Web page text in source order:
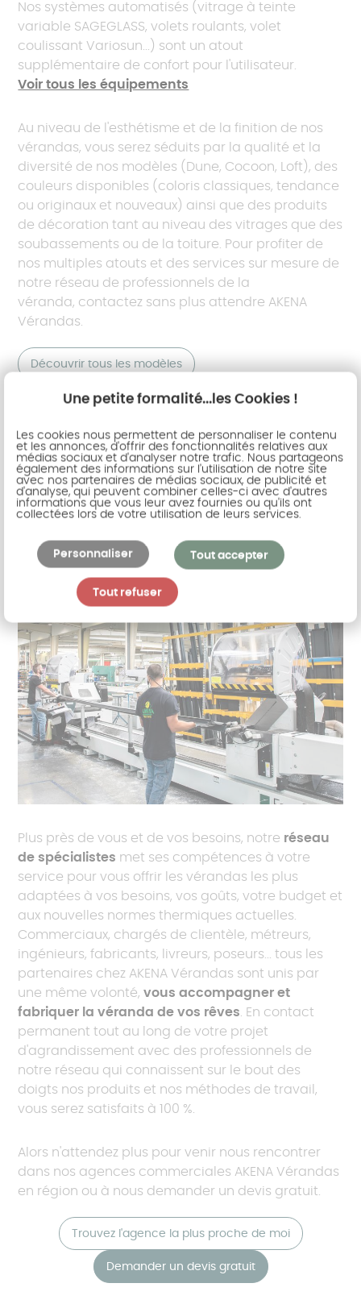
Nos systèmes automatisés (vitrage à teinte
variable SAGEGLASS, volets roulants, volet
coulissant Variosun...) sont un atout
supplémentaire de confort pour l'utilisateur.
Voir tous les équipements
Au niveau de l'esthétisme et de la finition de nos
vérandas, vous serez séduits par la qualité et la
diversité de nos modèles (Dune, Cocoon, Loft), des
couleurs disponibles (coloris classiques, tendance
ou originaux et nouveaux) ainsi que des produits
de décoration tant au niveau des vitrages que des
soubassements ou de la toiture. Pour profiter de
nos multiples atouts et des services sur mesure de
notre réseau de professionnels de la
véranda, contactez sans plus attendre AKENA
Vérandas.
Découvrir tous les modèles
Contacter AKENA Vérandas
Demandez vite un devis gratuit à
une des agences AKENA Vérandas
de notre réseau
Plus près de vous et de vos besoins, notre réseau
de spécialistes met ses compétences à votre
service pour vous offrir les vérandas les plus
adaptées à vos besoins, vos goûts, votre budget et
aux nouvelles normes thermiques actuelles.
Commerciaux, chargés de clientèle, métreurs,
ingénieurs, fabricants, livreurs, poseurs... tous les
partenaires chez AKENA Vérandas sont unis par
une même volonté,vous accompagner et
fabriquer la véranda de vos rêves. En contact
permanent tout au long de votre projet
d'agrandissement avec des professionnels de
notre réseau qui connaissent sur le bout des
doigts nos produits et nos méthodes de travail,
vous serez satisfaits à 100 %.
Alors n'attendez plus pour venir nous rencontrer
dans nos agences commerciales AKENA Vérandas
en région ou à nous demander un devis gratuit.
Trouvez l'agence la plus proche de moi
Demander un devis gratuit
Une petite formalité...les Cookies !
Les cookies nous permettent de personnaliser le contenu
et les annonces, d'offrir des fonctionnalités relatives aux
médias sociaux et d'analyser notre trafic. Nous partageons
également des informations sur l'utilisation de notre site
avec nos partenaires de médias sociaux, de publicité et
d'analyse, qui peuvent combiner celles-ci avec d'autres
informations que vous leur avez fournies ou qu'ils ont
collectées lors de votre utilisation de leurs services.
Tout accepter
Tout refuser
Personnaliser